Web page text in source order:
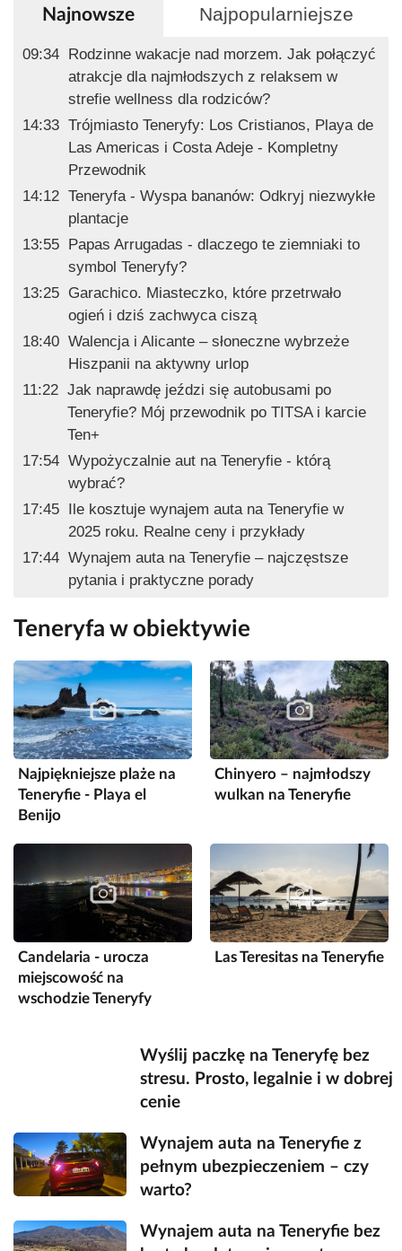
Najnowsze Najpopularniejsze
09:34
Rodzinne wakacje nad morzem. Jak połączyć
atrakcje dla najmłodszych z relaksem w
strefie wellness dla rodziców?
14:33 Trójmiasto Teneryfy: Los Cristianos, Playa de
Las Americas i Costa Adeje - Kompletny
Przewodnik
14:12 Teneryfa - Wyspa bananów: Odkryj niezwykłe
plantacje
13:55
Papas Arrugadas - dlaczego te ziemniaki to
symbol Teneryfy?
13:25 Garachico. Miasteczko, które przetrwało
ogień i dziś zachwyca ciszą
18:40 Walencja i Alicante – słoneczne wybrzeże
Hiszpanii na aktywny urlop
11:22 Jak naprawdę jeździ się autobusami po
Teneryfie? Mój przewodnik po TITSA i karcie
Ten+
17:54 Wypożyczalnie aut na Teneryfie - którą
wybrać?
17:45
Ile kosztuje wynajem auta na Teneryfie w
2025 roku. Realne ceny i przykłady
17:44 Wynajem auta na Teneryfie – najczęstsze
pytania i praktyczne porady
Teneryfa w obiektywie
Najpiękniejsze plaże na
Teneryfie - Playa el
Benijo
Chinyero – najmłodszy
wulkan na Teneryfie
Candelaria - urocza
miejscowość na
wschodzie Teneryfy
Las Teresitas na Teneryfie
Wyślij paczkę na Teneryfę bez
stresu. Prosto, legalnie i w dobrej
cenie
Wynajem auta na Teneryfie z
pełnym ubezpieczeniem – czy
warto?
Wynajem auta na Teneryfie bez